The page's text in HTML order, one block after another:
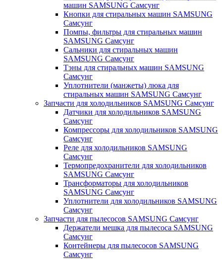
машин SAMSUNG Самсунг
Кнопки для стиральных машин SAMSUNG
Самсунг
Помпы, фильтры для стиральных машин
SAMSUNG Самсунг
Сальники для стиральных машин
SAMSUNG Самсунг
Тэны для стиральных машин SAMSUNG
Самсунг
Уплотнители (манжеты) люка для
стиральных машин SAMSUNG Самсунг
Запчасти для холодильников SAMSUNG Самсунг
Датчики для холодильников SAMSUNG
Самсунг
Компрессоры для холодильников SAMSUNG
Самсунг
Реле для холодильников SAMSUNG
Самсунг
Термопредохранители для холодильников
SAMSUNG Самсунг
Трансформаторы для холодильников
SAMSUNG Самсунг
Уплотнители для холодильников SAMSUNG
Самсунг
Запчасти для пылесосов SAMSUNG Самсунг
Держатели мешка для пылесоса SAMSUNG
Самсунг
Контейнеры для пылесосов SAMSUNG
Самсунг